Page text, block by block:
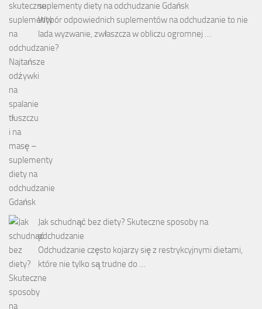
suplementy diety na odchudzanie Gdańsk
Wybór odpowiednich suplementów na odchudzanie to nie
lada wyzwanie, zwłaszcza w obliczu ogromnej …
Jak schudnąć bez diety? Skuteczne sposoby na
odchudzanie
Odchudzanie często kojarzy się z restrykcyjnymi dietami,
które nie tylko są trudne do …